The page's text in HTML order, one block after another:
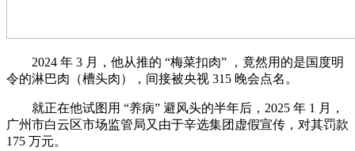
2024 年 3 月，他从推的 “梅菜扣肉” ，竟然用的是国度明
令的淋巴肉（槽头肉），间接被央视 315 晚会点名。
就正在他试图用 “养病” 避风头的半年后，2025 年 1 月，
广州市白云区市场监管局又由于辛选集团虚假宣传，对其罚款
175 万元。